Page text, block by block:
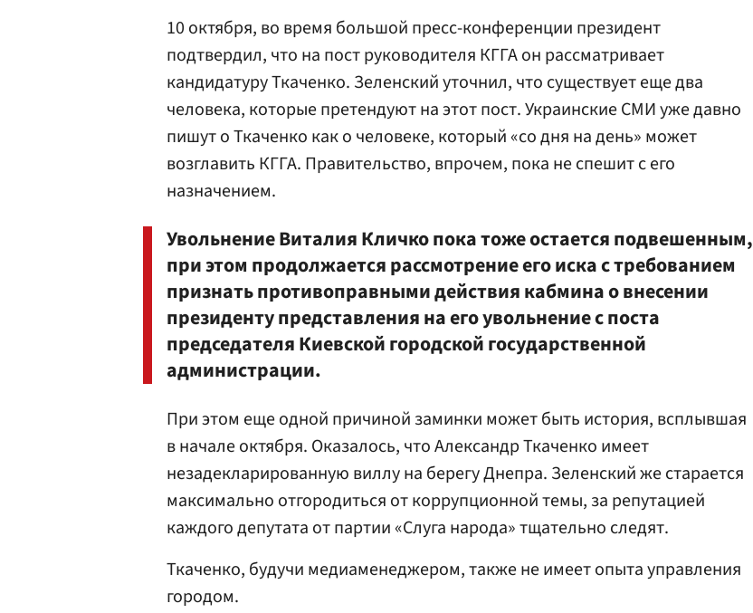
10 октября, во время большой пресс-конференции президент
подтвердил, что на пост руководителя КГГА он рассматривает
кандидатуру Ткаченко. Зеленский уточнил, что существует еще два
человека, которые претендуют на этот пост. Украинские СМИ уже давно
пишут о Ткаченко как о человеке, который «со дня на день» может
возглавить КГГА. Правительство, впрочем, пока не спешит с его
назначением.
Увольнение Виталия Кличко пока тоже остается подвешенным,
при этом продолжается рассмотрение его иска с требованием
признать противоправными действия кабмина о внесении
президенту представления на его увольнение с поста
председателя Киевской городской государственной
администрации.
При этом еще одной причиной заминки может быть история, всплывшая
в начале октября. Оказалось, что Александр Ткаченко имеет
незадекларированную виллу на берегу Днепра. Зеленский же старается
максимально отгородиться от коррупционной темы, за репутацией
каждого депутата от партии «Слуга народа» тщательно следят.
Ткаченко, будучи медиаменеджером, также не имеет опыта управления
городом.